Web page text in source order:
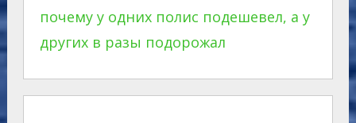
почему у одних полис подешевел, а у
других в разы подорожал